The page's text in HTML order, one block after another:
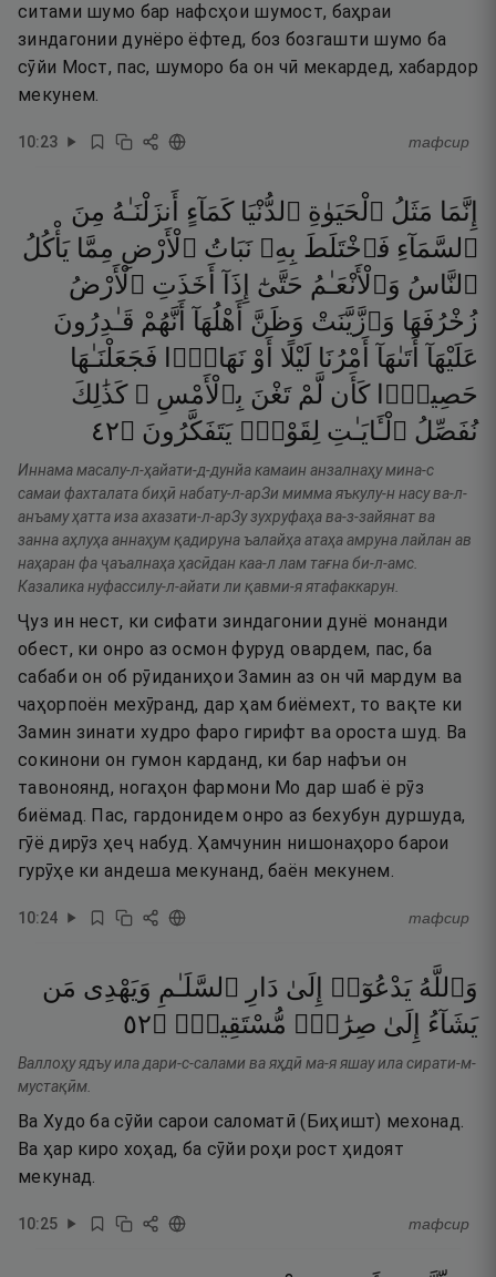
ситами шумо бар нафсҳои шумост, баҳраи
зиндагонии дунёро ёфтед, боз бозгашти шумо ба
сӯйи Мост, пас, шуморо ба он чӣ мекардед, хабардор
мекунем.
10:23 тафсир
إِنَّمَا مَثَلُ ٱلْحَيَوٰةِ ٱلدُّنْيَا كَمَآءٍ أَنزَلْنَـٰهُ مِنَ
ٱلسَّمَآءِ فَٱخْتَلَطَ بِهِۦ نَبَاتُ ٱلْأَرْضِ مِمَّا يَأْكُلُ
ٱلنَّاسُ وَٱلْأَنْعَـٰمُ حَتَّىٰٓ إِذَآ أَخَذَتِ ٱلْأَرْضُ
زُخْرُفَهَا وَٱزَّيَّنَتْ وَظَنَّ أَهْلُهَآ أَنَّهُمْ قَـٰدِرُونَ
عَلَيْهَآ أَتَىٰهَآ أَمْرُنَا لَيْلًا أَوْ نَهَارًۭا
فَجَعَلْنَـٰهَا
حَصِيدًۭا كَأَن لَّمْ تَغْنَ بِٱلْأَمْسِ ۚ كَذَٰلِكَ
نُفَصِّلُ ٱلْـَٔايَـٰتِ لِقَوْمٍۢ يَتَفَكَّرُونَ ۝٢٤
Иннама масалу-л-ҳайати-д-дунйа камаин анзалнаҳу мина-с
самаи фахталата биҳӣ набату-л-арЗи мимма яъкулу-н насу ва-л-
анъаму ҳатта иза ахазати-л-арЗу зухруфаҳа ва-з-зайянат ва
занна аҳлуҳа аннаҳум қадируна ъалайҳа атаҳа амруна лайлан ав
наҳаран фа ҷаъалнаҳа ҳасӣдан каа-л лам тағна би-л-амс.
Казалика нуфассилу-л-айати ли қавми-я ятафаккарун.
Ҷуз ин нест, ки сифати зиндагонии дунё монанди
обест, ки онро аз осмон фуруд овардем, пас, ба
сабаби он об рӯиданиҳои Замин аз он чӣ мардум ва
чаҳорпоён мехӯранд, дар ҳам биёмехт, то вақте ки
Замин зинати худро фаро гирифт ва ороста шуд. Ва
сокинони он гумон карданд, ки бар нафъи он
тавоноянд, ногаҳон фармони Мо дар шаб ё рӯз
биёмад. Пас, гардонидем онро аз бехубун дуршуда,
гӯё дирӯз ҳеҷ набуд. Ҳамчунин нишонаҳоро барои
гурӯҳе ки андеша мекунанд, баён мекунем.
10:24 тафсир
وَٱللَّهُ يَدْعُوٓا۟ إِلَىٰ دَارِ ٱلسَّلَـٰمِ وَيَهْدِى مَن
يَشَآءُ
إِلَىٰ صِرَٰطٍۢ مُّسْتَقِيمٍۢ ۝٢٥
Валлоҳу ядъу ила дари-с-салами ва яҳдӣ ма-я яшау ила сирати-м-
мустақӣм.
Ва Худо ба сӯйи сарои саломатӣ (Биҳишт) мехонад.
Ва ҳар киро хоҳад, ба сӯйи роҳи рост ҳидоят
мекунад.
10:25 тафсир